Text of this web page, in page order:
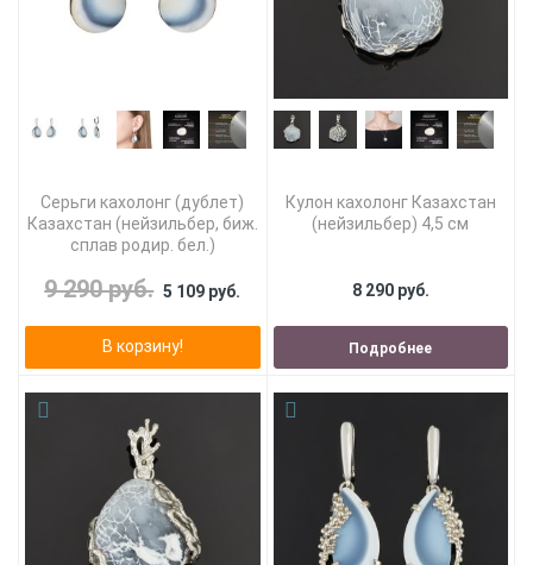
Серьги кахолонг (дублет)
Казахстан (нейзильбер, биж.
сплав родир. бел.)
9 290 руб. 5 109 руб.
В корзину!
Кулон кахолонг Казахстан
(нейзильбер) 4,5 см
8 290 руб.
Подробнее